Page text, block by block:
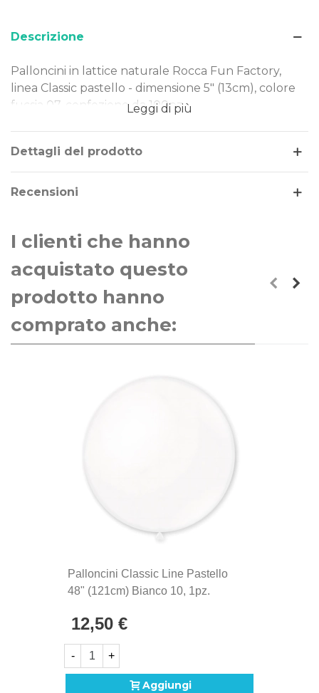
Descrizione
Palloncini in lattice naturale Rocca Fun Factory,
linea Classic pastello - dimensione 5" (13cm), colore
fucsia 07, confezione da 100pz.
Dimensione: 5" (13cm)
Tipo Colore: pastello
Gonfiaggio: aria
rendendoli una scelta ideale per ogni evento.
Perfetti per decorazioni di piccole e grandi
dimensioni, offrono qualità e versatilità in ogni
occasione.
La linea di palloncini Classic Line sono gli storici
palloncini Rocca Fun Factory, prodotti in Italia dal
1902. Si distinguono per la qualità eccezionale e la
Leggi di più
Dettagli del prodotto
Recensioni
I clienti che hanno
acquistato questo
prodotto hanno
comprato anche:
Palloncini Classic Line Pastello
48" (121cm) Bianco 10, 1pz.
12,50 €
- +
Aggiungi